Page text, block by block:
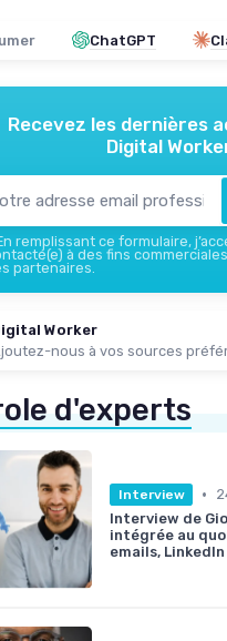
ChatGPT
Recevez les dernières
Digital
remplissant ce formulaire,
à des fins
partenaires.
Worker
nous à vos sources
d'experts
Interview •
Interview de
intégrée au
emails,